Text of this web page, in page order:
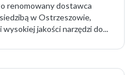
renomowany dostawca
w Ostrzeszowie,
jakości narzędzi do...